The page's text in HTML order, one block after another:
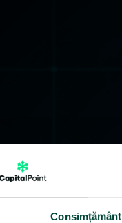
Consimțământ